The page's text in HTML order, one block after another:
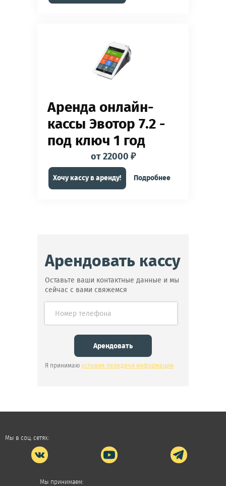
Аренда онлайн-
кассы Эвотор 7.2 -
под ключ 1 год
от 22000 ₽
Хочу кассу в аренду! Подробнее
Арендовать кассу
Оставьте ваши контактные данные и мы
сейчас с вами свяжемся
Я принимаю условия передачи информации
Мы в соц. сетях:
Мы принимаем: